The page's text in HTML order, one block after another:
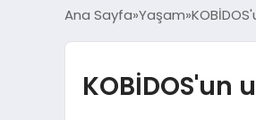
Ana Sayfa Yaşam